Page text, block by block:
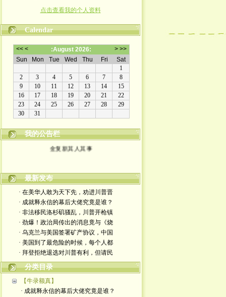
点击查看我的个人资料
Calendar
我的公告栏
金复新其人其事
最新发布
· 在美华人敢为天下先，劝进川普晋
· 成就释永信的幕后大佬究竟是谁？
· 非法移民洛杉矶骚乱，川普开枪镇
· 劲爆！政治局传出的消息竟与《烧
· 乌克兰与美国签署矿产协议，中国
· 美国到了最危险的时候，每个人都
· 拜登拒绝退选对川普有利，但请民
分类目录
【牛录额真】
· 成就释永信的幕后大佬究竟是谁？